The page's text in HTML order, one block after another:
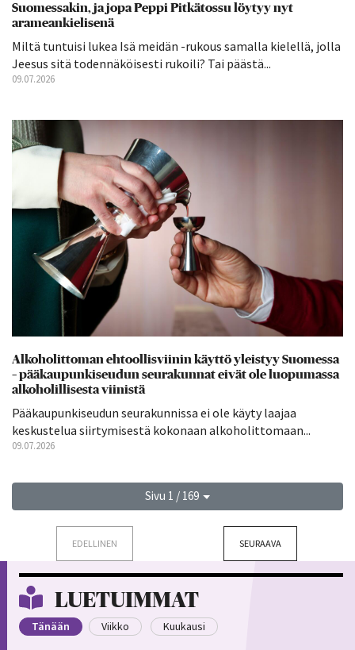
Suomessakin, ja jopa Peppi Pitkätossu löytyy nyt
arameankielisenä
Miltä tuntuisi lukea Isä meidän -rukous samalla kielellä, jolla
Jeesus sitä todennäköisesti rukoili? Tai päästä...
09.07.2026
Alkoholittoman ehtoollisviinin käyttö yleistyy Suomessa
– pääkaupunkiseudun seurakunnat eivät ole luopumassa
alkoholillisesta viinistä
Pääkaupunkiseudun seurakunnissa ei ole käyty laajaa
keskustelua siirtymisestä kokonaan alkoholittomaan...
09.07.2026
Sivu 1 / 169
EDELLINEN SEURAAVA
LUETUIMMAT
Tänään Viikko Kuukausi